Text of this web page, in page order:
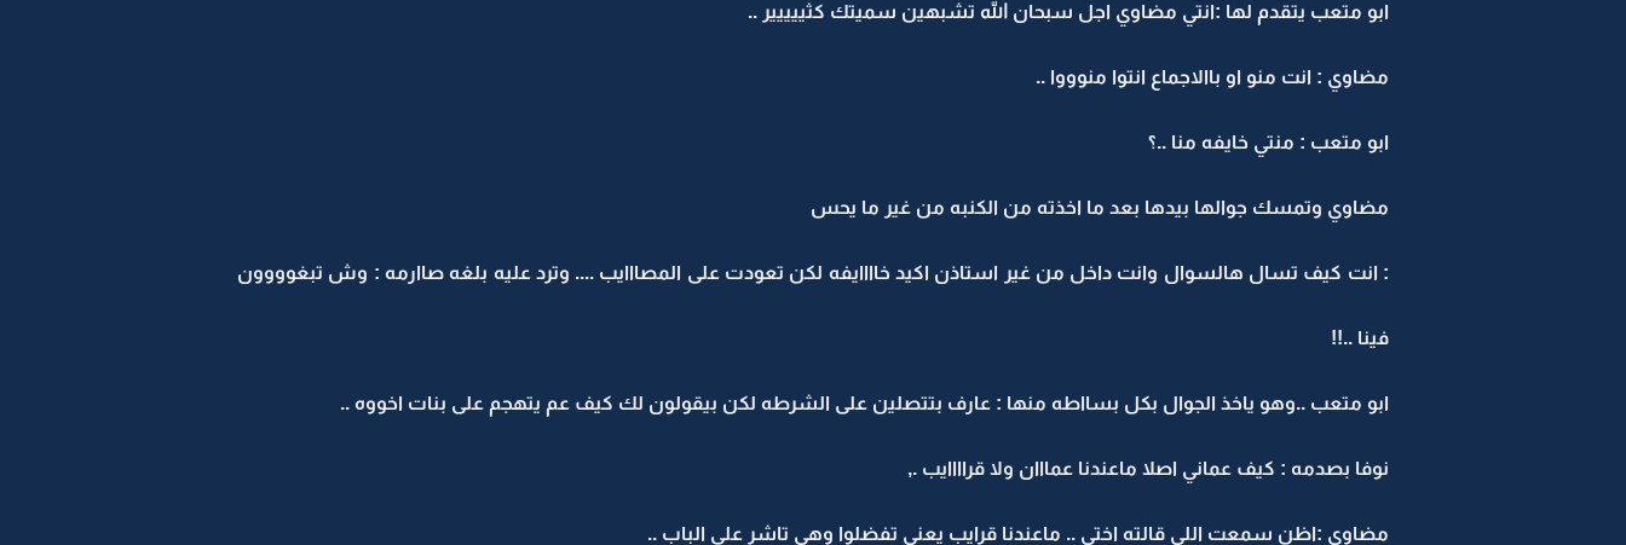
ابو متعب يتقدم لها :انتي مضاوي اجل سبحان الله تشبهين سميتك كثييييير ..
مضاوي : انت منو او باالاجماع انتوا منوووا ..
ابو متعب : منتي خايفه منا ..؟
مضاوي وتمسك جوالها بيدها بعد ما اخذته من الكنبه من غير ما يحس
: انت كيف تسال هالسوال وانت داخل من غير استاذن اكيد خاااايفه لكن تعودت على المصااايب .... وترد عليه بلغه صاارمه : وش تبغوووون
فينا ..!!
ابو متعب ..وهو ياخذ الجوال بكل بسااطه منها : عارف بتتصلين على الشرطه لكن بيقولون لك كيف عم يتهجم على بنات اخووه ..
نوفا بصدمه : كيف عماني اصلا ماعندنا عمااان ولا قراااايب .,
مضاوي :اظن سمعت اللي قالته اختي .. ماعندنا قرايب يعني تفضلوا وهي تاشر على الباب ..